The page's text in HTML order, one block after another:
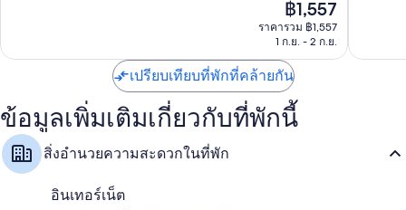
รีวิว
ราคา
ปัจจุบัน
คือ
฿1,557
ราคารวม ฿1,557
1 ก.ย. - 2 ก.ย.
เปรียบเทียบที่พักที่คล้ายกัน
ข้อมูลเพิ่มเติมเกี่ยวกับที่พักนี้
สิ่งอำนวยความสะดวกในที่พัก
อินเทอร์เน็ต